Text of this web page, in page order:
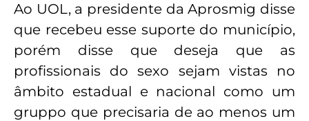
Ao UOL, a presidente da Aprosmig disse
que recebeu esse suporte do município,
porém disse que deseja que as
profissionais do sexo sejam vistas no
âmbito estadual e nacional como um
gruppo que precisaria de ao menos um